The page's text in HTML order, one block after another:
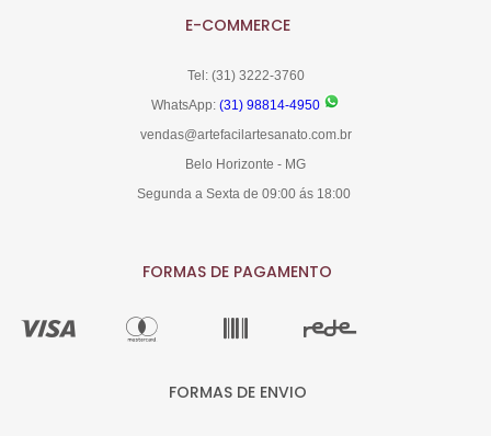
E-COMMERCE
Tel: (31) 3222-3760
WhatsApp: (31) 98814-4950
vendas@artefacilartesanato.com.br
Belo Horizonte - MG
Segunda a Sexta de 09:00 ás 18:00
FORMAS DE PAGAMENTO
FORMAS DE ENVIO